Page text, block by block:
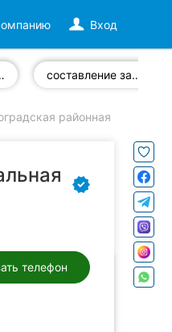
Вход
составление завещания
районная
телефон